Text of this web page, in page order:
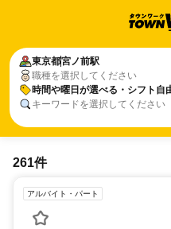
東京都宮ノ前駅
職種を選択してください
時間や曜日が選べる・シフト自
キーワードを選択してください
261件
アルバイト・パート